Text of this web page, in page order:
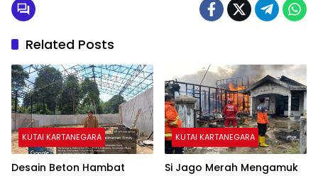
Related Posts
KUTAI KARTANEGARA
Desain Beton Hambat
KUTAI KARTANEGARA
Si Jago Merah Mengamuk